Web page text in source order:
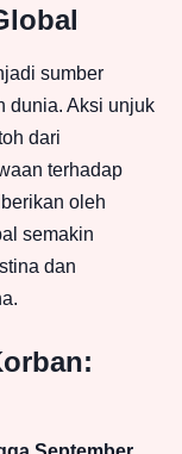
sumber
dunia. Aksi unjuk
dari
terhadap
oleh
semakin
dan